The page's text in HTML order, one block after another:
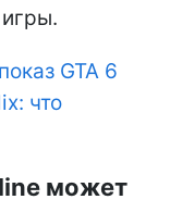
GTA 6
что
может